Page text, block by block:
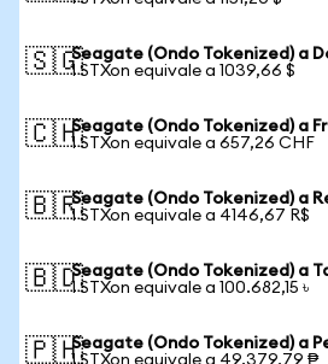
🇸🇬Seagate (Ondo Tokenized) a
1 STXon equivale a 1039,66 $
🇨🇭Seagate (Ondo Tokenized) a
1 STXon equivale a 657,26 CHF
🇧🇷Seagate (Ondo Tokenized) a
1 STXon equivale a 4146,67 R$
🇧🇩Seagate (Ondo Tokenized) a
1 STXon equivale a 100.682,15 ৳
🇵🇭Seagate (Ondo Tokenized) a
1 STXon equivale a 49.379,79 ₱